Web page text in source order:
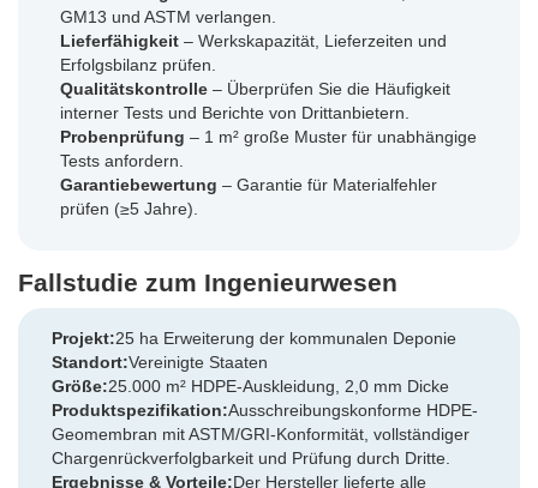
GM13 und ASTM verlangen.
Lieferfähigkeit – Werkskapazität, Lieferzeiten und
Erfolgsbilanz prüfen.
Qualitätskontrolle – Überprüfen Sie die Häufigkeit
interner Tests und Berichte von Drittanbietern.
Probenprüfung – 1 m² große Muster für unabhängige
Tests anfordern.
Garantiebewertung – Garantie für Materialfehler
prüfen (≥5 Jahre).
Fallstudie zum Ingenieurwesen
Projekt:25 ha Erweiterung der kommunalen Deponie
Standort:Vereinigte Staaten
Größe:25.000 m² HDPE-Auskleidung, 2,0 mm Dicke
Produktspezifikation:Ausschreibungskonforme HDPE-
Geomembran mit ASTM/GRI-Konformität, vollständiger
Chargenrückverfolgbarkeit und Prüfung durch Dritte.
Ergebnisse & Vorteile:Der Hersteller lieferte alle